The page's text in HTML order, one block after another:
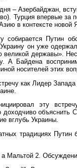
– Азербайджан,
Турция впервые за
в контексте новой
собирается Путин
он уже
великой державы».
Байдена
носителей этих
как Лидер
эту
доходчиво
вглубь Украины.
традициях Путин
Мальтой 2.